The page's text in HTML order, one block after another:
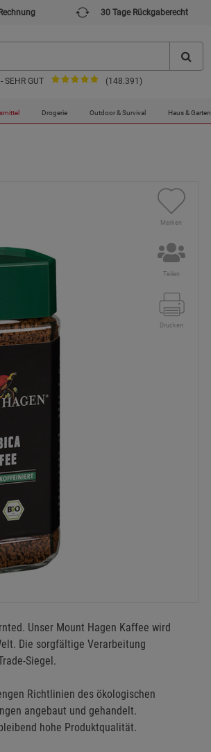
30 Tage Rückgaberecht
SEHR GUT (148.391)
Drogerie Outdoor & Survival Haus & Garten
Merken
Teilen
Drucken
Unser Mount Hagen Kaffee wird
Die sorgfältige Verarbeitung
Siegel.
Richtlinien des ökologischen
angebaut und gehandelt.
hohe Produktqualität.